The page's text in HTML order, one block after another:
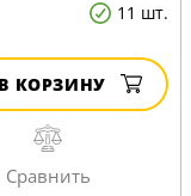
11 шт.
В КОРЗИНУ